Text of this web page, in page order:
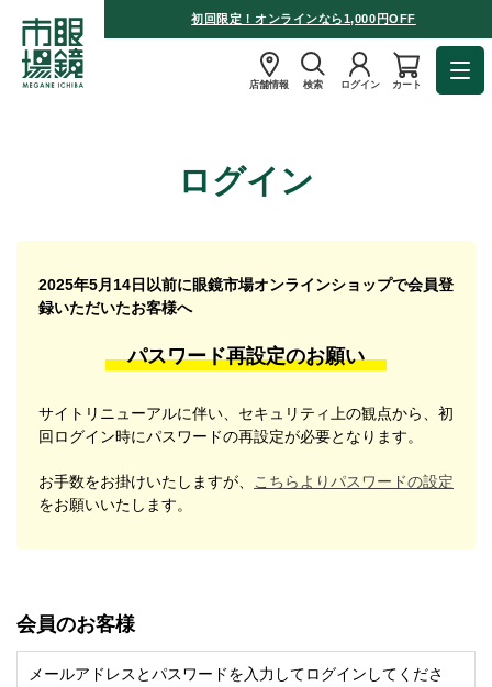
初回限定！オンラインなら1,000円OFF
店舗情報 検索 ログイン カート
ログイン
2025年5月14日以前に眼鏡市場オンラインショップで会員登
録いただいたお客様へ
パスワード再設定のお願い
サイトリニューアルに伴い、セキュリティ上の観点から、初
回ログイン時にパスワードの再設定が必要となります。
お手数をお掛けいたしますが、
こちらよりパスワードの設定
をお願いいたします。
会員のお客様
メールアドレスとパスワードを入力してログインしてくださ